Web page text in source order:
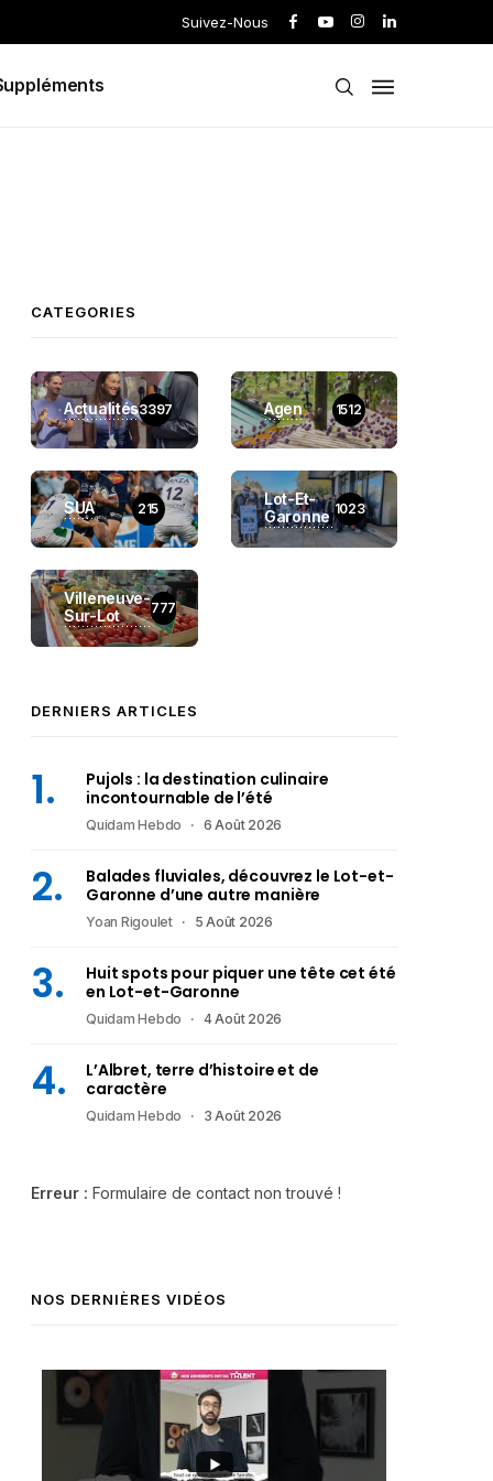
Suivez-Nous
CATEGORIES
Actualités3397 Agen 1512
SUA 215
Lot-Et-
Garonne 1023
Villeneuve-
Sur-Lot
777
DERNIERS ARTICLES
Pujols : la destination culinaire
incontournable de l’été
Quidam Hebdo 6 Août 2026
Balades fluviales, découvrez le Lot-et-
Garonne d’une autre manière
Yoan Rigoulet 5 Août 2026
Huit spots pour piquer une tête cet été
en Lot-et-Garonne
Quidam Hebdo 4 Août 2026
L’Albret, terre d’histoire et de
caractère
Quidam Hebdo 3 Août 2026
Erreur : Formulaire de contact non trouvé !
NOS DERNIÈRES VIDÉOS